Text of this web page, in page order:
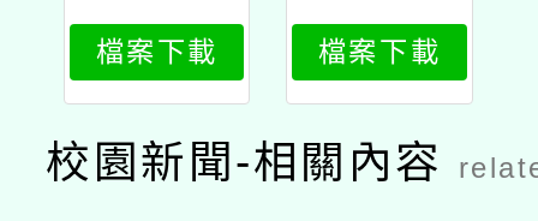
184_attach
21
檔案下載
「2025年農
村食農教育
創意教具to
p20」
檔案下載
校園新聞-相關內容